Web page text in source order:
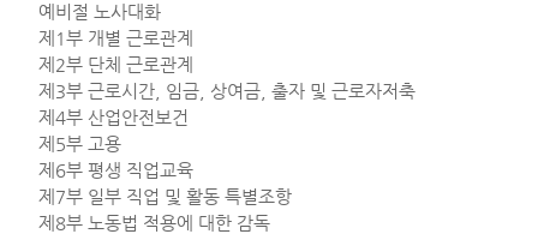
예비절 노사대화
제1부 개별 근로관계
제2부 단체 근로관계
제3부 근로시간, 임금, 상여금, 출자 및 근로자저축
제4부 산업안전보건
제5부 고용
제6부 평생 직업교육
제7부 일부 직업 및 활동 특별조항
제8부 노동법 적용에 대한 감독